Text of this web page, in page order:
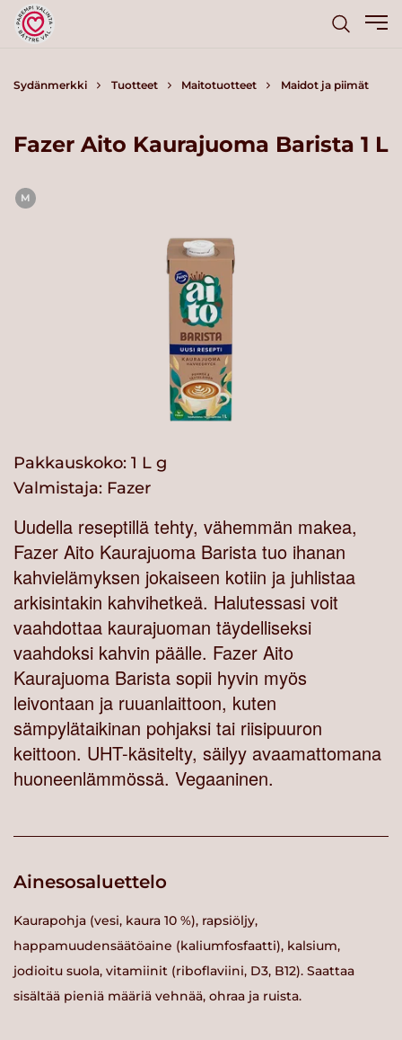
Sydänmerkki Tuotteet Maitotuotteet Maidot ja piimät
Fazer Aito Kaurajuoma Barista 1 L
M
Pakkauskoko: 1 L g
Valmistaja: Fazer
Uudella reseptillä tehty, vähemmän makea,
Fazer Aito Kaurajuoma Barista tuo ihanan
kahvielämyksen jokaiseen kotiin ja juhlistaa
arkisintakin kahvihetkeä. Halutessasi voit
vaahdottaa kaurajuoman täydelliseksi
vaahdoksi kahvin päälle. Fazer Aito
Kaurajuoma Barista sopii hyvin myös
leivontaan ja ruuanlaittoon, kuten
sämpylätaikinan pohjaksi tai riisipuuron
keittoon. UHT-käsitelty, säilyy avaamattomana
huoneenlämmössä. Vegaaninen.
Ainesosaluettelo
Kaurapohja (vesi, kaura 10 %), rapsiöljy,
happamuudensäätöaine (kaliumfosfaatti), kalsium,
jodioitu suola, vitamiinit (riboflaviini, D3, B12). Saattaa
sisältää pieniä määriä vehnää, ohraa ja ruista.